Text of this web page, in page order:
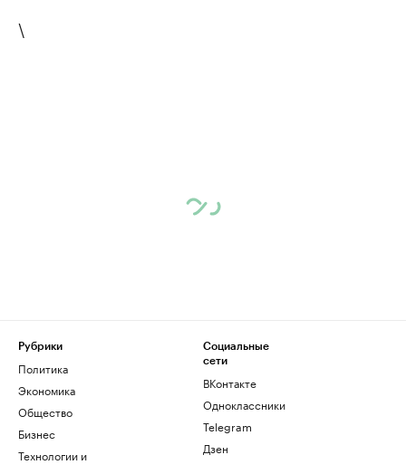
\
Рубрики
Политика
Экономика
Общество
Бизнес
Технологии и
Социальные
сети
ВКонтакте
Одноклассники
Telegram
Дзен